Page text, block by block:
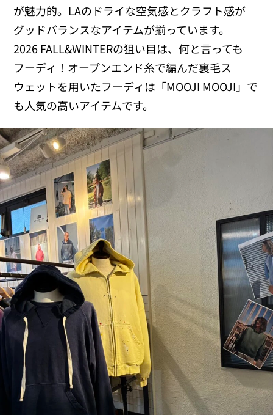
が魅力的。LAのドライな空気感とクラフト感が
グッドバランスなアイテムが揃っています。
2026 FALL&WINTERの狙い目は、何と言っても
フーディ！オープンエンド糸で編んだ裏毛ス
ウェットを用いたフーディは「MOOJI MOOJI」で
も人気の高いアイテムです。